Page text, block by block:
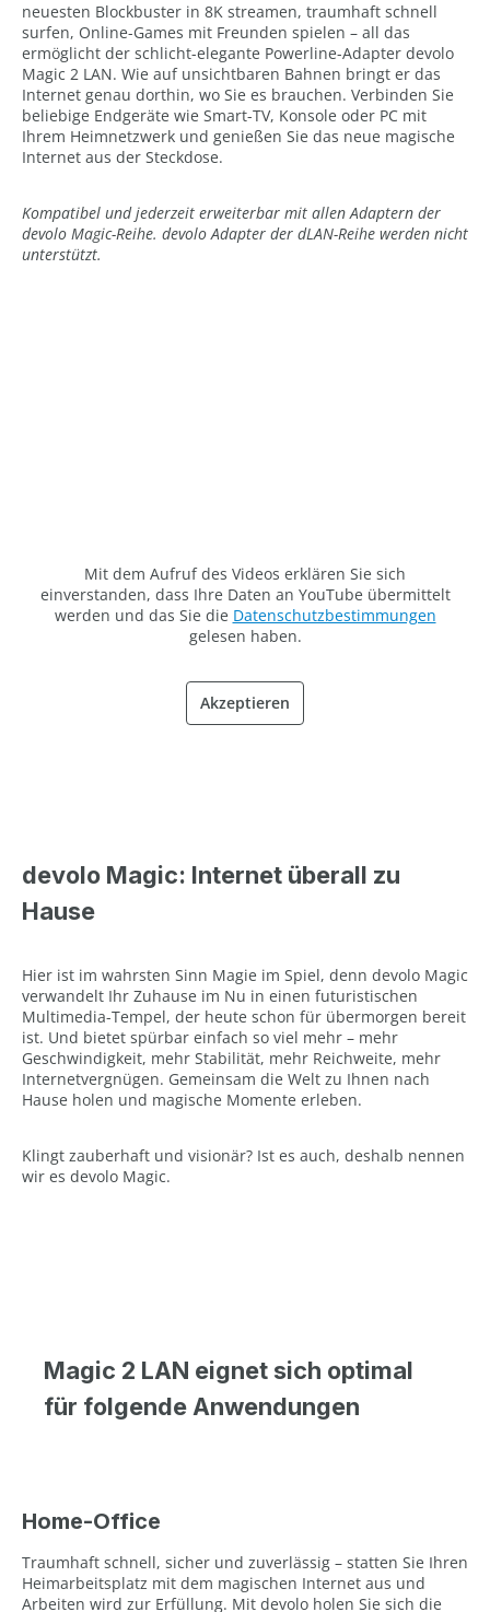
neuesten Blockbuster in 8K streamen, traumhaft schnell
surfen, Online-Games mit Freunden spielen – all das
ermöglicht der schlicht-elegante Powerline-Adapter devolo
Magic 2 LAN. Wie auf unsichtbaren Bahnen bringt er das
Internet genau dorthin, wo Sie es brauchen. Verbinden Sie
beliebige Endgeräte wie Smart-TV, Konsole oder PC mit
Ihrem Heimnetzwerk und genießen Sie das neue magische
Internet aus der Steckdose.
Kompatibel und jederzeit erweiterbar mit allen Adaptern der
devolo Magic-Reihe. devolo Adapter der dLAN-Reihe werden nicht
unterstützt.
Mit dem Aufruf des Videos erklären Sie sich
einverstanden, dass Ihre Daten an YouTube übermittelt
werden und das Sie die Datenschutzbestimmungen
gelesen haben.
Akzeptieren
devolo Magic: Internet überall zu
Hause
Hier ist im wahrsten Sinn Magie im Spiel, denn devolo Magic
verwandelt Ihr Zuhause im Nu in einen futuristischen
Multimedia-Tempel, der heute schon für übermorgen bereit
ist. Und bietet spürbar einfach so viel mehr – mehr
Geschwindigkeit, mehr Stabilität, mehr Reichweite, mehr
Internetvergnügen. Gemeinsam die Welt zu Ihnen nach
Hause holen und magische Momente erleben.
Klingt zauberhaft und visionär? Ist es auch, deshalb nennen
wir es devolo Magic.
Magic 2 LAN eignet sich optimal
für folgende Anwendungen
Home-Office
Traumhaft schnell, sicher und zuverlässig – statten Sie Ihren
Heimarbeitsplatz mit dem magischen Internet aus und
Arbeiten wird zur Erfüllung. Mit devolo holen Sie sich die